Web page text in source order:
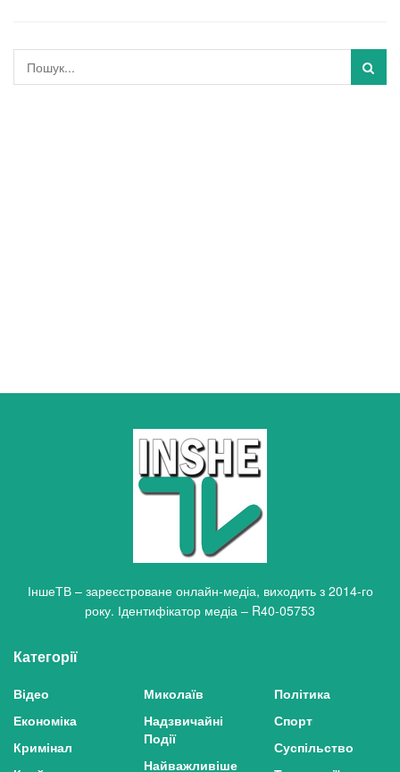
ІншеТВ – зареєстроване онлайн-медіа, виходить з 2014-го
року. Ідентифікатор медіа – R40-05753
Категорії
Відео
Економіка
Кримінал
Миколаїв
Надзвичайні
Події
Найважливіше
Політика
Спорт
Суспільство